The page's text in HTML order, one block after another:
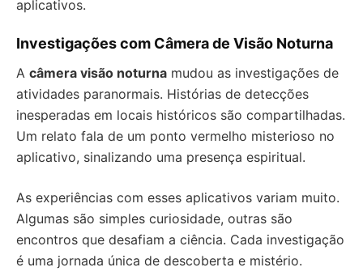
aplicativos.
Investigações com Câmera de Visão Noturna
A câmera visão noturna mudou as investigações de
atividades paranormais. Histórias de detecções
inesperadas em locais históricos são compartilhadas.
Um relato fala de um ponto vermelho misterioso no
aplicativo, sinalizando uma presença espiritual.
As experiências com esses aplicativos variam muito.
Algumas são simples curiosidade, outras são
encontros que desafiam a ciência. Cada investigação
é uma jornada única de descoberta e mistério.